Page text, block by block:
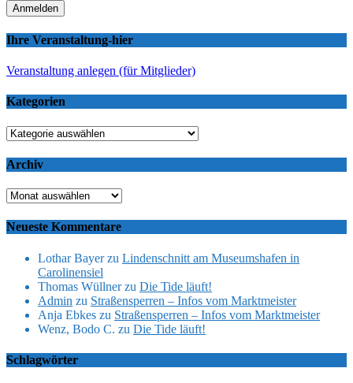
Ihre Veranstaltung-hier
Veranstaltung anlegen (für Mitglieder)
Kategorien
Kategorien
Archiv
Archiv
Neueste Kommentare
Lothar Bayerzu Lindenschnitt am Museumshafen in
Carolinensiel
Thomas Wüllnerzu Die Tide läuft!
Admin zu Straßensperren – Infos vom Marktmeister
Anja Ebkes zu Straßensperren – Infos vom Marktmeister
Wenz, Bodo C. zu Die Tide läuft!
Schlagwörter